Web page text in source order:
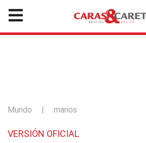
Mundo | manos
VERSIÓN OFICIAL